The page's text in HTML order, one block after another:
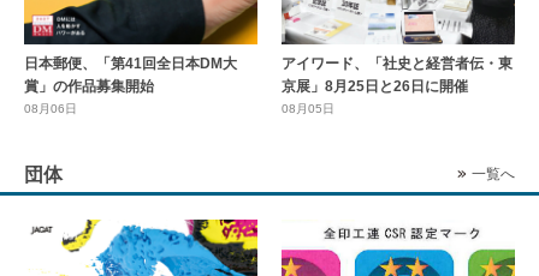
日本郵便、「第41回全日本DM大
賞」の作品募集開始
08月06日
アイワード、「社史と経営者伝・東
京展」8月25日と26日に開催
08月05日
団体 一覧へ